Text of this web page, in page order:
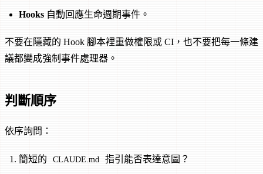
Hooks 自動回應生命週期事件。
不要在隱藏的 Hook 腳本裡重做權限或 CI，也不要把每一條建
議都變成強制事件處理器。
判斷順序
依序詢問：
簡短的 CLAUDE.md 指引能否表達意圖？